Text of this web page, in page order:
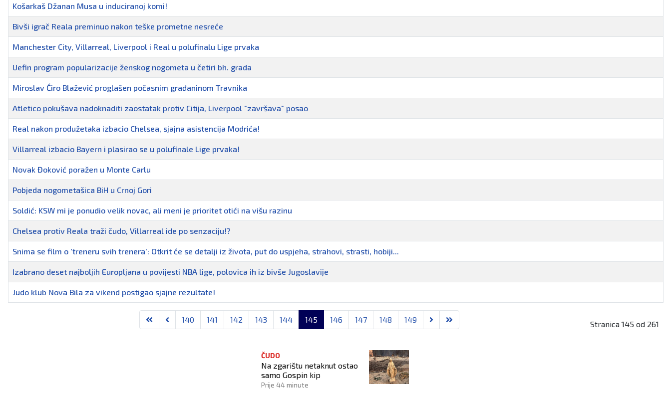
Košarkaš Džanan Musa u induciranoj komi!
Bivši igrač Reala preminuo nakon teške prometne nesreće
Manchester City, Villarreal, Liverpool i Real u polufinalu Lige prvaka
Uefin program popularizacije ženskog nogometa u četiri bh. grada
Miroslav Ćiro Blažević proglašen počasnim građaninom Travnika
Atletico pokušava nadoknaditi zaostatak protiv Citija, Liverpool "završava" posao
Real nakon produžetaka izbacio Chelsea, sjajna asistencija Modrića!
Villarreal izbacio Bayern i plasirao se u polufinale Lige prvaka!
Novak Đoković poražen u Monte Carlu
Pobjeda nogometašica BiH u Crnoj Gori
Soldić: KSW mi je ponudio velik novac, ali meni je prioritet otići na višu razinu
Chelsea protiv Reala traži čudo, Villarreal ide po senzaciju!?
Snima se film o 'treneru svih trenera': Otkrit će se detalji iz života, put do uspjeha, strahovi, strasti, hobiji...
Izabrano deset najboljih Europljana u povijesti NBA lige, polovica ih iz bivše Jugoslavije
Judo klub Nova Bila za vikend postigao sjajne rezultate!
Stranica 145 od 261
140 141 142 143 144 145 146 147 148 149
ČUDO
Na zgarištu netaknut ostao
samo Gospin kip
Prije 44 minute